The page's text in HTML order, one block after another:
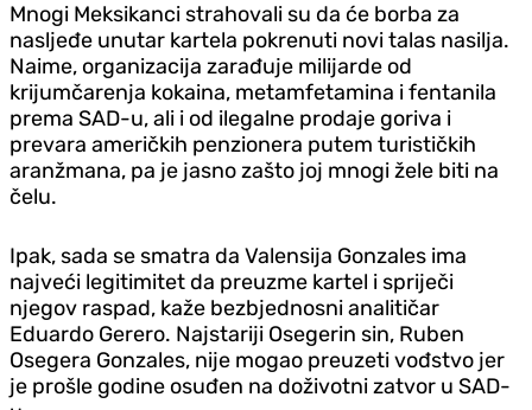
Mnogi Meksikanci strahovali su da će borba za
nasljeđe unutar kartela pokrenuti novi talas nasilja.
Naime, organizacija zarađuje milijarde od
krijumčarenja kokaina, metamfetamina i fentanila
prema SAD-u, ali i od ilegalne prodaje goriva i
prevara američkih penzionera putem turističkih
aranžmana, pa je jasno zašto joj mnogi žele biti na
čelu.
Ipak, sada se smatra da Valensija Gonzales ima
najveći legitimitet da preuzme kartel i spriječi
njegov raspad, kaže bezbjednosni analitičar
Eduardo Gerero. Najstariji Osegerin sin, Ruben
Osegera Gonzales, nije mogao preuzeti vođstvo jer
je prošle godine osuđen na doživotni zatvor u SAD-